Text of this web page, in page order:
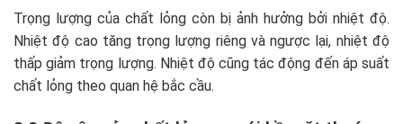
Trọng lượng của chất lỏng còn bị ảnh hưởng bởi nhiệt độ.
Nhiệt độ cao tăng trọng lượng riêng và ngược lại, nhiệt độ
thấp giảm trọng lượng. Nhiệt độ cũng tác động đến áp suất
chất lỏng theo quan hệ bắc cầu.